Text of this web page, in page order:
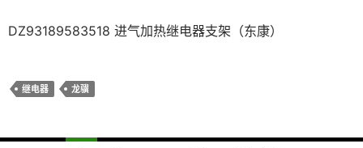
DZ93189583518 进气加热继电器支架（东康）
继电器 龙骥